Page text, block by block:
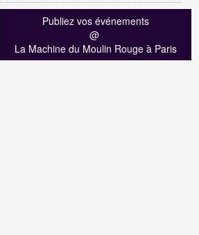
Publiez vos événements
@
La Machine du Moulin Rouge à Paris